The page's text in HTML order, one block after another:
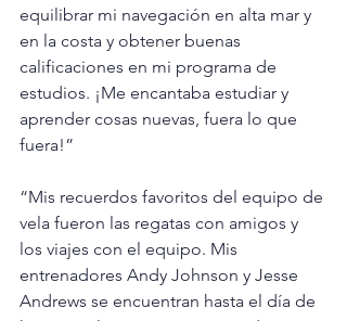
equilibrar mi navegación en alta mar y
en la costa y obtener buenas
calificaciones en mi programa de
estudios. ¡Me encantaba estudiar y
aprender cosas nuevas, fuera lo que
fuera!”
“Mis recuerdos favoritos del equipo de
vela fueron las regatas con amigos y
los viajes con el equipo. Mis
entrenadores Andy Johnson y Jesse
Andrews se encuentran hasta el día de